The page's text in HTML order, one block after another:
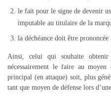
le fait pour le signe de devenir
imputable au titulaire de la
la déchéance doit être
Ainsi, celui qui souhaite obtenir
nécessairement le faire au
principal (en attaque) soit, plus
tant que moyen de défense lors